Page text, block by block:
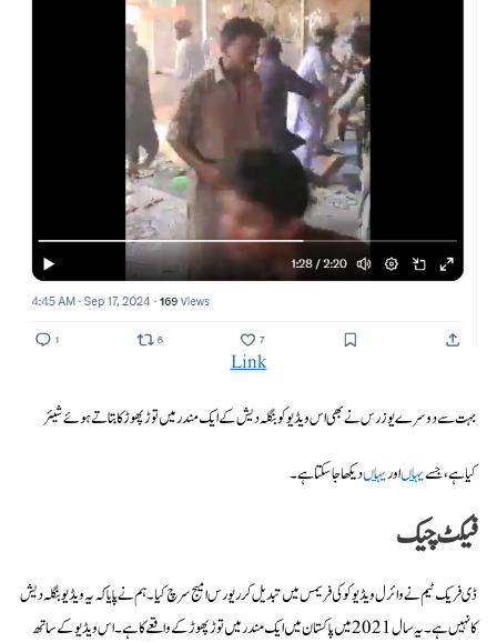
Link
بہت سے دوسرے یوزرس نے بھی اس ویڈیو کو بنگلہ دیش کے ایک مندر میں توڑ پھوڑ کا بتاتے ہوئے شیئر
کیا ہے، جسےیہاںاوریہاںدیکھا جا سکتا ہے۔
فیکٹ چیک
ڈی فریک ٹیم نے وائرل ویڈیو کو کی فریمس میں تبدیل کر ریورس امیج سرچ کیا۔ ہم نے پایا کہ یہ ویڈیو بنگلہ دیش
کا نہیں ہے۔ یہ سال 2021 میں پاکستان میں ایک مندر میں توڑ پھوڑ کے واقعے کا ہے۔ اس ویڈیو کے ساتھ